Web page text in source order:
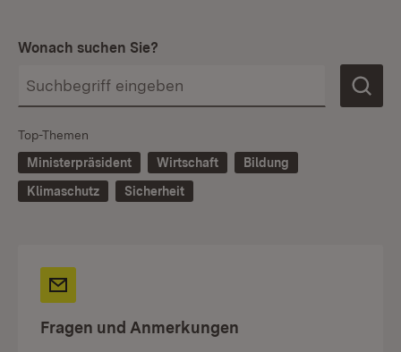
Wonach suchen Sie?
Top-Themen
Ministerpräsident
Wirtschaft
Bildung
Klimaschutz
Sicherheit
Fragen und Anmerkungen